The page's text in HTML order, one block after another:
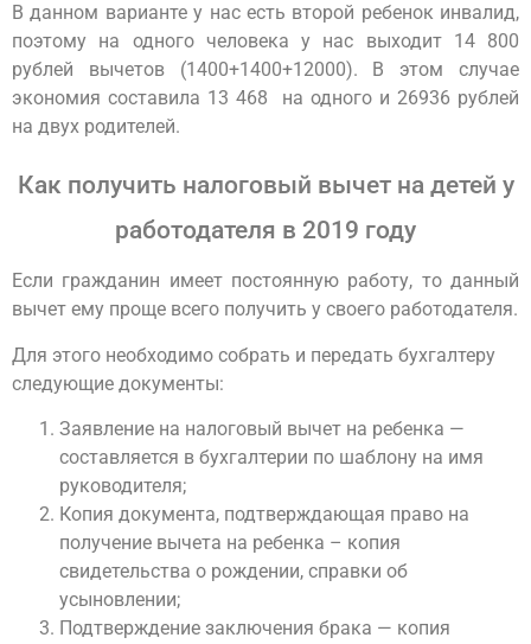
В данном варианте у нас есть второй ребенок инвалид,
поэтому на одного человека у нас выходит 14 800
рублей вычетов (1400+1400+12000). В этом случае
экономия составила 13 468 на одного и 26936 рублей
на двух родителей.
Как получить налоговый вычет на детей у
работодателя в 2019 году
Если гражданин имеет постоянную работу, то данный
вычет ему проще всего получить у своего работодателя.
Для этого необходимо собрать и передать бухгалтеру
следующие документы:
Заявление на налоговый вычет на ребенка —
составляется в бухгалтерии по шаблону на имя
руководителя;
Копия документа, подтверждающая право на
получение вычета на ребенка – копия
свидетельства о рождении, справки об
усыновлении;
Подтверждение заключения брака — копия